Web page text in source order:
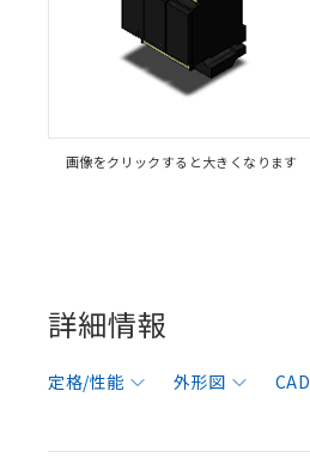
画像をクリックすると大きくなります
詳細情報
定格/性能 外形図 CAD